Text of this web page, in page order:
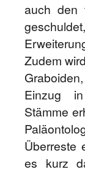
auch den
Zudem
Einzug
Stämme
Überreste
es kurz